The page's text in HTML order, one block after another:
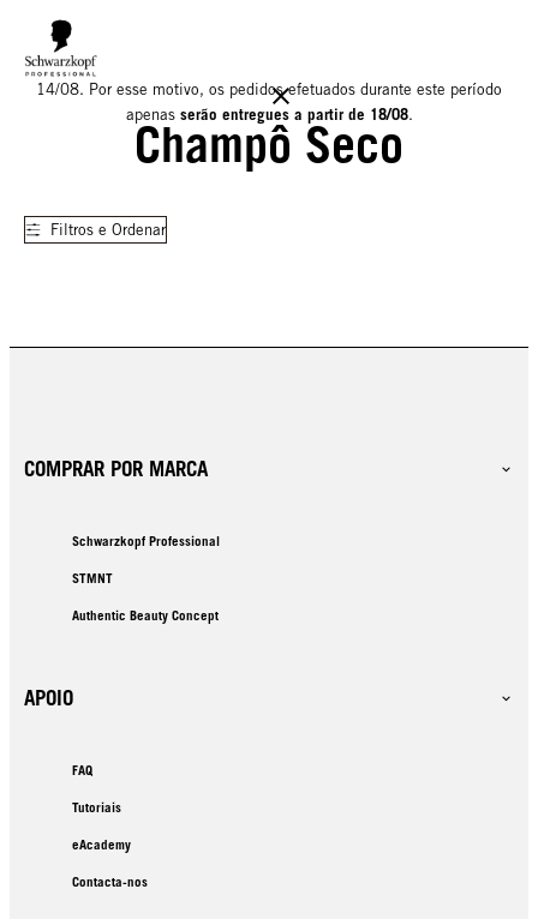
Informamos que o nosso armazém estará encerrado para férias até
14/08. Por esse motivo, os pedidos efetuados durante este período
apenas serão entregues a partir de 18/08.
Champô Seco
Filtros e Ordenar
COMPRAR POR MARCA
Schwarzkopf Professional
STMNT
Authentic Beauty Concept
APOIO
FAQ
Tutoriais
eAcademy
Contacta-nos